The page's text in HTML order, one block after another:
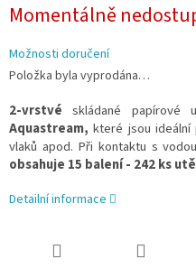
Momentálně
Možnosti doručení
Položka byla vyprodána…
2-vrstvé skládané papírové
Aquastream, které jsou ideální
vlaků apod. Při kontaktu s
obsahuje 15 balení - 242 ks
Detailní informace